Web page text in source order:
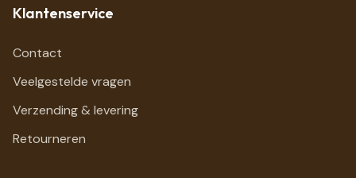
Klantenservice
Contact
Veelgestelde vragen
Verzending & levering
Retourneren